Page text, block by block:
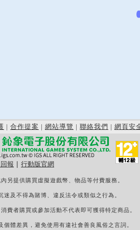
| 合作提案 | 網站導覽 | 聯絡我們 | 網頁安
報 行動版官網
另提供購買虛擬遊戲幣、物品等付費服務。
及不得為賭博、違反法令或類似之行為。
費者購買或參加活動不代表即可獲得特定商品。
體差異，避免使用有違社會善良風俗之言詞。